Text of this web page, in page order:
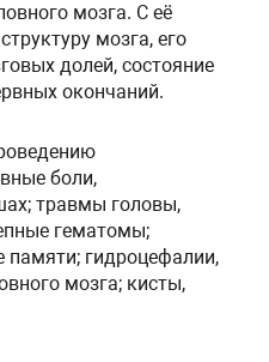
мозга. С её
мозга, его
долей, состояние
окончаний.
боли,
травмы головы,
гематомы;
памяти; гидроцефалии,
мозга; кисты,